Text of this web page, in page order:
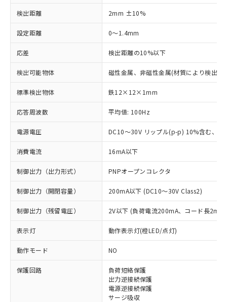
検出距離 2mm ±10%
設定距離 0～1.4mm
応差 検出距離の10%以下
検出可能物体 磁性金属、非磁性金属(材質により検出距
標準検出物体 鉄12×12×1mm
応答周波数 平均値: 100Hz
電源電圧 DC10～30V リップル(p-p) 10%含む、
消費電流 16mA以下
制御出力（出力形式） PNPオープンコレクタ
制御出力（開閉容量） 200mA以下 (DC10～30V Class2)
制御出力（残留電圧） 2V以下 (負荷電流200mA、コード長2m時
表示灯 動作表示灯(橙LED/点灯)
動作モード NO
保護回路
負荷短絡保護
出力逆接続保護
電源逆接続保護
サージ吸収
対応済み：EU RoHS指令（10物質）の
非含有に対応した製品が提供可能な商品で